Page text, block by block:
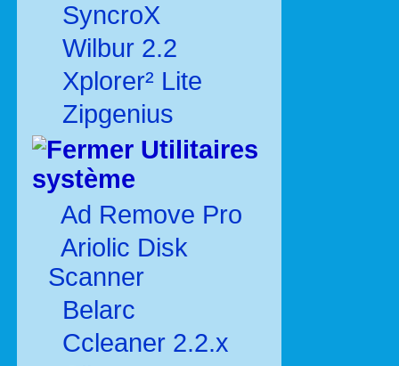
SyncroX
Wilbur 2.2
Xplorer² Lite
Zipgenius
Utilitaires
système
Ad Remove Pro
Ariolic Disk
Scanner
Belarc
Ccleaner 2.2.x